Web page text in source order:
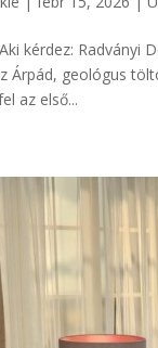
kérdez: Radványi
Árpád, geológus
az első...